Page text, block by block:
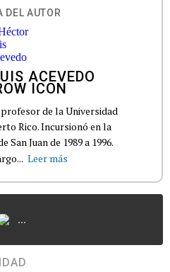
DEL AUTOR
ACEVEDO
de la Universidad
Rico. Incursionó en la
Juan de 1989 a 1996.
Leer más
...